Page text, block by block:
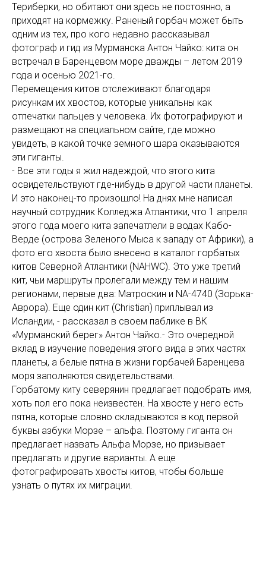
Териберки, но обитают они здесь не постоянно, а
приходят на кормежку. Раненый горбач может быть
одним из тех, про кого недавно рассказывал
фотограф и гид из Мурманска Антон Чайко: кита он
встречал в Баренцевом море дважды – летом 2019
года и осенью 2021-го.
Перемещения китов отслеживают благодаря
рисункам их хвостов, которые уникальны как
отпечатки пальцев у человека. Их фотографируют и
размещают на специальном сайте, где можно
увидеть, в какой точке земного шара оказываются
эти гиганты.
- Все эти годы я жил надеждой, что этого кита
освидетельствуют где-нибудь в другой части планеты.
И это наконец-то произошло! На днях мне написал
научный сотрудник Колледжа Атлантики, что 1 апреля
этого года моего кита запечатлели в водах Кабо-
Верде (острова Зеленого Мыса к западу от Африки), а
фото его хвоста было внесено в каталог горбатых
китов Северной Атлантики (NAHWC). Это уже третий
кит, чьи маршруты пролегали между тем и нашим
регионами, первые два: Матроскин и NA-4740 (Зорька-
Аврора). Еще один кит (Christian) приплывал из
Исландии, - рассказал в своем паблике в ВК
«Мурманский берег» Антон Чайко.- Это очередной
вклад в изучение поведения этого вида в этих частях
планеты, а белые пятна в жизни горбачей Баренцева
моря заполняются свидетельствами.
Горбатому киту северянин предлагает подобрать имя,
хоть пол его пока неизвестен. На хвосте у него есть
пятна, которые словно складываются в код первой
буквы азбуки Морзе – альфа. Поэтому гиганта он
предлагает назвать Альфа Морзе, но призывает
предлагать и другие варианты. А еще
фотографировать хвосты китов, чтобы больше
узнать о путях их миграции.